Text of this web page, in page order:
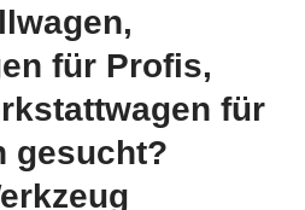
für Profis,
für
gesucht?